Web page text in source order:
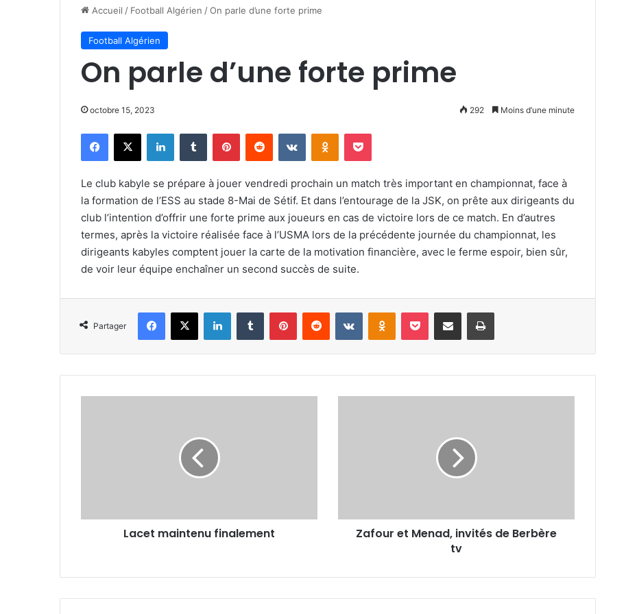
Accueil / Football Algérien /On parle d’une forte prime
Football Algérien
On parle d’une forte prime
octobre 15, 2023 292 Moins d’une minute
Facebook
X LinkedinTumblr PinterestReddit VKontakteOdnoklassniki
Pocket
Le club kabyle se prépare à jouer vendredi prochain un match très important en championnat, face à
la formation de l’ESS au stade 8-Mai de Sétif. Et dans l’entourage de la JSK, on prête aux dirigeants du
club l’intention d’offrir une forte prime aux joueurs en cas de victoire lors de ce match. En d’autres
termes, après la victoire réalisée face à l’USMA lors de la précédente journée du championnat, les
dirigeants kabyles comptent jouer la carte de la motivation financière, avec le ferme espoir, bien sûr,
de voir leur équipe enchaîner un second succès de suite.
Partager
Facebook
X LinkedinTumblr PinterestReddit VKontakteOdnoklassniki
Pocket Partager par email Imprimer
Lacet maintenu finalement
Zafour et Menad, invités de Berbère
tv